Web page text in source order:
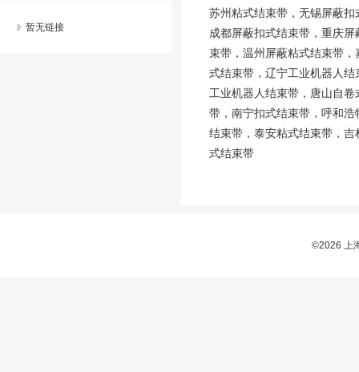
暂无链接
苏州粘式结束带，无锡屏蔽
成都屏蔽扣式结束带，重庆
束带，温州屏蔽粘式结束带
式结束带，辽宁工业机器人
工业机器人结束带，唐山自
带，南宁扣式结束带，呼和
结束带，泰安粘式结束带，
式结束带
©2026 上